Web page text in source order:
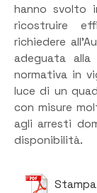
hanno svolto
ricostruire
richiedere
adeguata alla
normativa in
luce di un
con misure
agli arresti
disponibilità.
Stampa